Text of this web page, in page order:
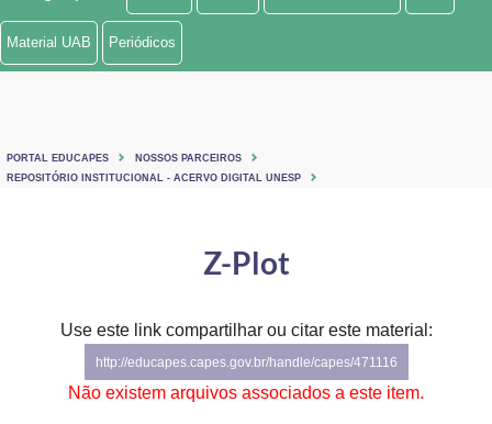
Ministério de Minas e Energia
Ministério do Turismo
Material UAB Periódicos
PORTAL EDUCAPES
NOSSOS PARCEIROS
REPOSITÓRIO INSTITUCIONAL - ACERVO DIGITAL UNESP
Z-Plot
Use este link compartilhar ou citar este material:
http://educapes.capes.gov.br/handle/capes/471116
Não existem arquivos associados a este item.